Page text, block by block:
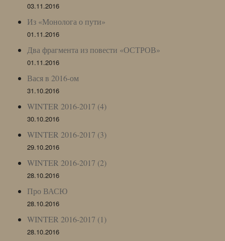
03.11.2016
Из «Монолога о пути»
01.11.2016
Два фрагмента из повести «ОСТРОВ»
01.11.2016
Вася в 2016-ом
31.10.2016
WINTER 2016-2017 (4)
30.10.2016
WINTER 2016-2017 (3)
29.10.2016
WINTER 2016-2017 (2)
28.10.2016
Про ВАСЮ
28.10.2016
WINTER 2016-2017 (1)
28.10.2016